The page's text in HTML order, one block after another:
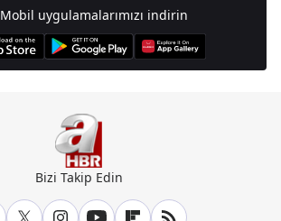
Mobil uygulamalarımızı indirin
Bizi Takip Edin